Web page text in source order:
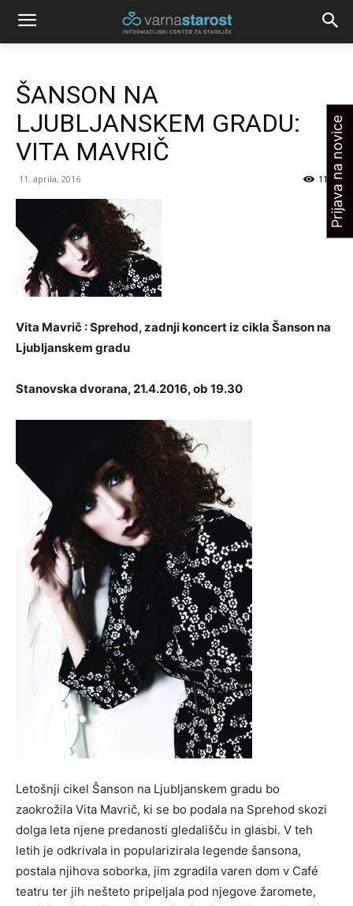
ŠANSON NA
LJUBLJANSKEM GRADU:
VITA MAVRIČ
11. aprila, 2016 1108
Vita Mavrič : Sprehod, zadnji koncert iz cikla Šanson na
Ljubljanskem gradu
Stanovska dvorana, 21.4.2016, ob 19.30
Letošnji cikel Šanson na Ljubljanskem gradu bo
zaokrožila Vita Mavrič, ki se bo podala na Sprehod skozi
dolga leta njene predanosti gledališču in glasbi. V teh
letih je odkrivala in popularizirala legende šansona,
postala njihova soborka, jim zgradila varen dom v Café
teatru ter jih nešteto pripeljala pod njegove žaromete,
Prijava na novice